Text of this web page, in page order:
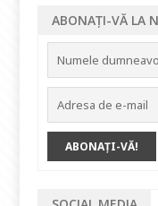
ABONAȚI-VĂ LA